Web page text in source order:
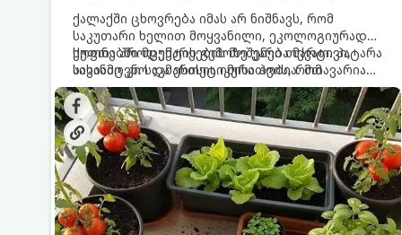
ქალაქში ცხოვრება იმას არ ნიშნავს, რომ
საკუთარი ხელით მოყვანილი, ეკოლოგიურად
სუფთა პროდუქტის გემოზე უარი თქვათ. პატარა
აივანიც კი საკმარისია იმისათვის, რომ
მოიწყოთ მინი-ბოსტანი, საიდანაც
ყოველდღიურად ახალ, არომატულ მწვანილსა
და ბოსტნეულს მოკრეფთ.
ქოთნებში მცენარეების მოშენება მარტივი,
სასიამოვნო და ესთეტიკური ჰობია. მთავარია
იცოდეთ, რომელი კულტურები ეგუებიან
ქოთნის პირობებს ყველაზე კარგად და როგორ
მოუაროთ მათ სწორად.